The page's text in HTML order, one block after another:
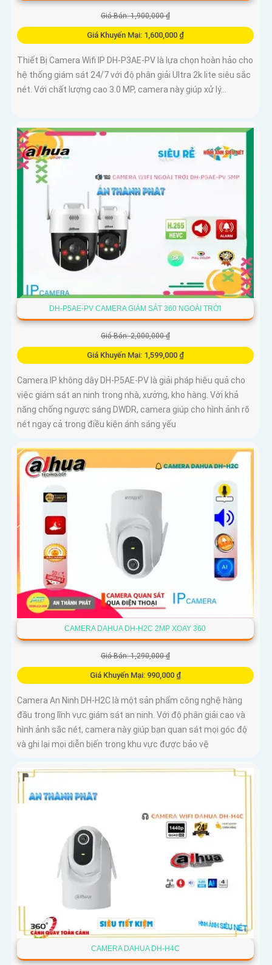
Giá Bán: 1,900,000 ₫
Giá Khuyến Mại: 1,600,000 ₫
Thiết Bị Camera Wifi IP DH-P3AE-PV là lựa chọn hoàn hảo cho
hệ thống giám sát 24/7 với độ phân giải Ultra 2k lite siêu sắc
nét. Với chất lượng cao 3.0 MP, camera này giúp xử lý...
DH-P5AE-PV CAMERA GIÁM SÁT 360 NGOÀI TRỜI
Giá Bán: 2,000,000 ₫
Giá Khuyến Mại: 1,599,000 ₫
Camera IP không dây DH-P5AE-PV là giải pháp hiệu quả cho
việc giám sát an ninh trong nhà, xưởng, kho hàng. Với khả
năng chống ngược sáng DWDR, camera giúp cho hình ảnh rõ
nét ngay cả trong điều kiện ánh sáng yếu
CAMERA DAHUA DH-H2C 2MP XOAY 360
Giá Bán: 1,290,000 ₫
Giá Khuyến Mại: 990,000 ₫
Camera An Ninh DH-H2C là một sản phẩm công nghệ hàng
đầu trong lĩnh vực giám sát an ninh. Với độ phân giải cao và
hình ảnh sắc nét, camera này giúp bạn quan sát mọi góc độ
và ghi lại mọi diễn biến trong khu vực được bảo vệ
CAMERA DAHUA DH-H4C